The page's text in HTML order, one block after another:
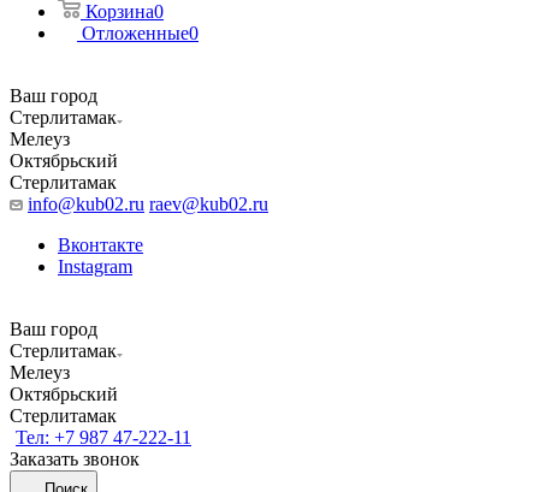
Корзина0
Отложенные0
Ваш город
Стерлитамак
Мелеуз
Октябрьский
Стерлитамак
info@kub02.ru raev@kub02.ru
Вконтакте
Instagram
Ваш город
Стерлитамак
Мелеуз
Октябрьский
Стерлитамак
Тел: +7 987 47-222-11
Заказать звонок